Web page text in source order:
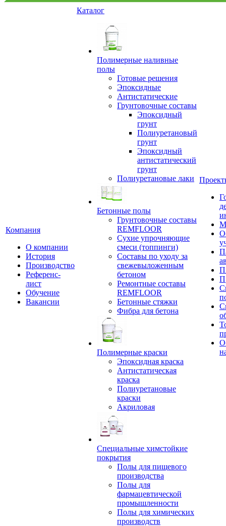
Компания
О компании
История
Производство
Референс-
лист
Обучение
Вакансии
Каталог
Полимерные наливные
полы
Готовые решения
Эпоксидные
Антистатические
Грунтовочные составы
Эпоксидный
грунт
Полиуретановый
грунт
Эпоксидный
антистатический
грунт
Полиуретановые лаки
Бетонные полы
Грунтовочные составы
REMFLOOR
Сухие упрочняющие
смеси (топпинги)
Составы по уходу за
свежевыложенным
бетоном
Ремонтные составы
REMFLOOR
Бетонные стяжки
Фибра для бетона
Полимерные краски
Эпоксидная краска
Антистатическая
краска
Полиуретановые
краски
Акриловая
Специальные химстойкие
покрытия
Полы для пищевого
производства
Полы для
фармацевтической
промышленности
Полы для химических
производств